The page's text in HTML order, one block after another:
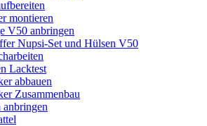
montieren
V50 anbringen
Nupsi-Set und Hülsen V50
Lacktest
abbauen
Zusammenbau
anbringen